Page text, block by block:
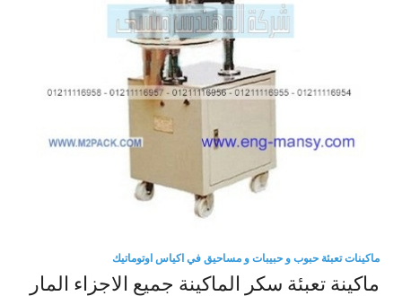
ماكينات تعبئة حبوب و حبيبات و مساحيق في اكياس اوتوماتيك
ماكينة تعبئة سكر الماكينة جميع الاجزاء المار